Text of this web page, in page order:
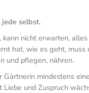
jede selbst.
nicht erwarten,
hat, wie es geht, muss
und pflegen, nähren.
Gärtnerin mindestens
Liebe und Zuspruch